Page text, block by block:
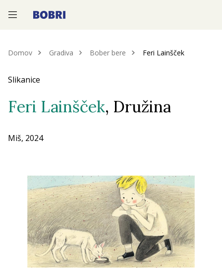
—
—
—
Domov Gradiva Bober bere Feri Lainšček
Slikanice
Feri Lainšček, Družina
Miš, 2024